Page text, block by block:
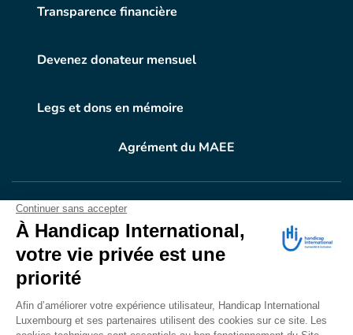
Transparence financière
Devenez donateur mensuel
Legs et dons en mémoire
Agrément du MAEE
VOTRE DONEN ACTION
Grâce à vous, en 2024, 604.716 personnes ont
bénéficié d’appareillage et d’activités de réadaptation.
Merci pour votre générosité.